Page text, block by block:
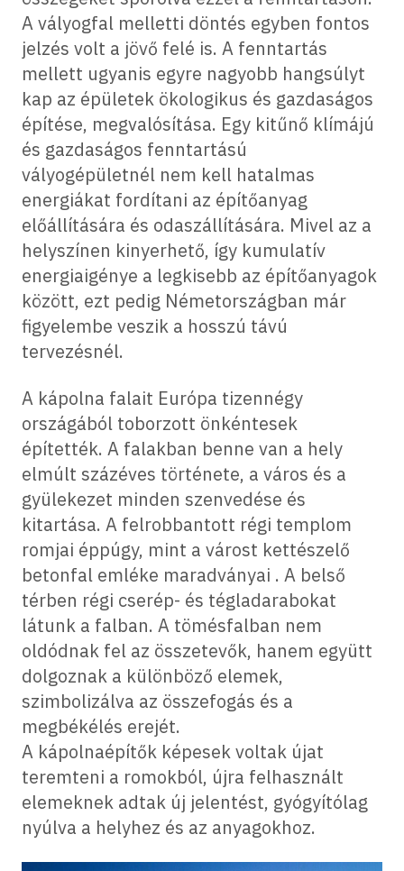
A vályogfal melletti döntés egyben fontos
jelzés volt a jövő felé is. A fenntartás
mellett ugyanis egyre nagyobb hangsúlyt
kap az épületek ökologikus és gazdaságos
építése, megvalósítása. Egy kitűnő klímájú
és gazdaságos fenntartású
vályogépületnél nem kell hatalmas
energiákat fordítani az építőanyag
előállítására és odaszállítására. Mivel az a
helyszínen kinyerhető, így kumulatív
energiaigénye a legkisebb az építőanyagok
között, ezt pedig Németországban már
figyelembe veszik a hosszú távú
tervezésnél.
A kápolna falait Európa tizennégy
országából toborzott önkéntesek
építették. A falakban benne van a hely
elmúlt százéves története, a város és a
gyülekezet minden szenvedése és
kitartása. A felrobbantott régi templom
romjai éppúgy, mint a várost kettészelő
betonfal emléke maradványai . A belső
térben régi cserép- és tégladarabokat
látunk a falban. A tömésfalban nem
oldódnak fel az összetevők, hanem együtt
dolgoznak a különböző elemek,
szimbolizálva az összefogás és a
megbékélés erejét.
A kápolnaépítők képesek voltak újat
teremteni a romokból, újra felhasznált
elemeknek adtak új jelentést, gyógyítólag
nyúlva a helyhez és az anyagokhoz.